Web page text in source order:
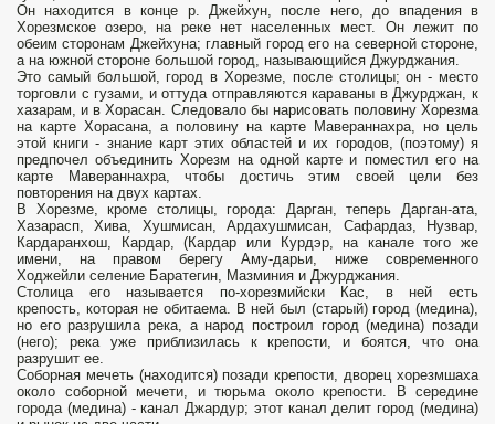
Он находится в конце р. Джейхун, после него, до впадения в
Хорезмское озеро, на реке нет населенных мест. Он лежит по
обеим сторонам Джейхуна; главный город его на северной стороне,
а на южной стороне большой город, называющийся Джурджания.
Это самый большой, город в Хорезме, после столицы; он - место
торговли с гузами, и оттуда отправляются караваны в Джурджан, к
хазарам, и в Хорасан. Следовало бы нарисовать половину Хорезма
на карте Хорасана, а половину на карте Мавераннахра, но цель
этой книги - знание карт этих областей и их городов, (поэтому) я
предпочел объединить Хорезм на одной карте и поместил его на
карте Мавераннахра, чтобы достичь этим своей цели без
повторения на двух картах.
В Хорезме, кроме столицы, города: Дарган, теперь Дарган-ата,
Хазарасп, Хива, Хушмисан, Ардахушмисан, Сафардаз, Нузвар,
Кардаранхош, Кардар, (Кардар или Курдэр, на канале того же
имени, на правом берегу Аму-дарьи, ниже современного
Ходжейли селение Баратегин, Мазминия и Джурджания.
Столица его называется по-хорезмийски Кас, в ней есть
крепость, которая не обитаема. В ней был (старый) город (медина),
но его разрушила река, а народ построил город (медина) позади
(него); река уже приблизилась к крепости, и боятся, что она
разрушит ее.
Соборная мечеть (находится) позади крепости, дворец хорезмшаха
около соборной мечети, и тюрьма около крепости. В середине
города (медина) - канал Джардур; этот канал делит город (медина)